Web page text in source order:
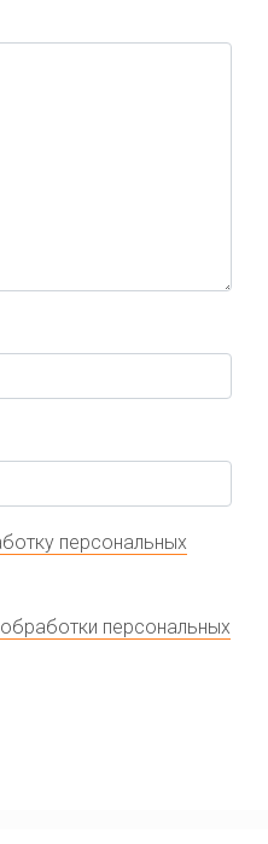
персональных
персональных